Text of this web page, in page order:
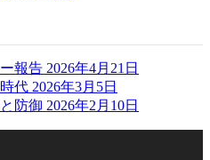
報告 2026年4月21日
代 2026年3月5日
防御 2026年2月10日